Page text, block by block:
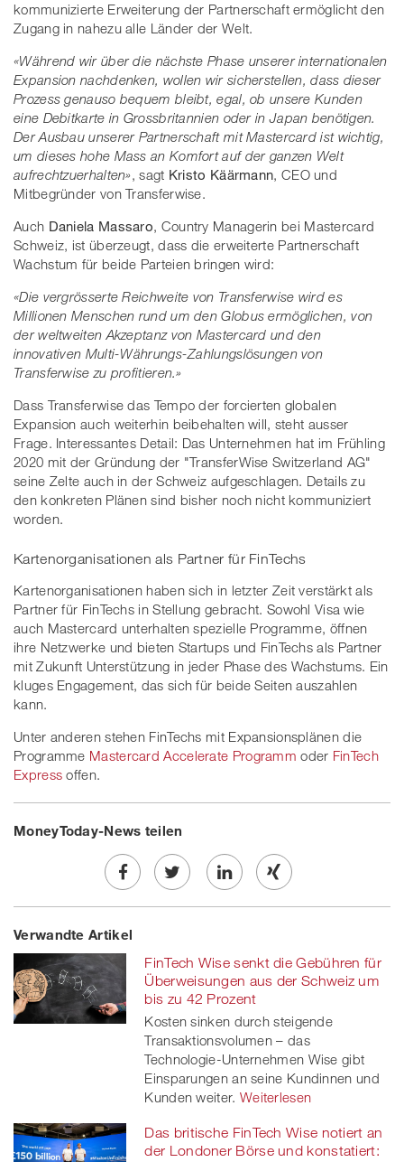
kommunizierte Erweiterung der Partnerschaft ermöglicht den
Zugang in nahezu alle Länder der Welt.
«Während wir über die nächste Phase unserer internationalen
Expansion nachdenken, wollen wir sicherstellen, dass dieser
Prozess genauso bequem bleibt, egal, ob unsere Kunden
eine Debitkarte in Grossbritannien oder in Japan benötigen.
Der Ausbau unserer Partnerschaft mit Mastercard ist wichtig,
um dieses hohe Mass an Komfort auf der ganzen Welt
aufrechtzuerhalten», sagt Kristo Käärmann, CEO und
Mitbegründer von Transferwise.
Auch Daniela Massaro, Country Managerin bei Mastercard
Schweiz, ist überzeugt, dass die erweiterte Partnerschaft
Wachstum für beide Parteien bringen wird:
«Die vergrösserte Reichweite von Transferwise wird es
Millionen Menschen rund um den Globus ermöglichen, von
der weltweiten Akzeptanz von Mastercard und den
innovativen Multi-Währungs-Zahlungslösungen von
Transferwise zu profitieren.»
Dass Transferwise das Tempo der forcierten globalen
Expansion auch weiterhin beibehalten will, steht ausser
Frage. Interessantes Detail: Das Unternehmen hat im Frühling
2020 mit der Gründung der "TransferWise Switzerland AG"
seine Zelte auch in der Schweiz aufgeschlagen. Details zu
den konkreten Plänen sind bisher noch nicht kommuniziert
worden.
Kartenorganisationen als Partner für FinTechs
Kartenorganisationen haben sich in letzter Zeit verstärkt als
Partner für FinTechs in Stellung gebracht. Sowohl Visa wie
auch Mastercard unterhalten spezielle Programme, öffnen
ihre Netzwerke und bieten Startups und FinTechs als Partner
mit Zukunft Unterstützung in jeder Phase des Wachstums. Ein
kluges Engagement, das sich für beide Seiten auszahlen
kann.
Unter anderen stehen FinTechs mit Expansionsplänen die
Programme Mastercard Accelerate Programm oder FinTech
Express offen.
MoneyToday-News teilen
Share
on
Facebook
Twe
on
twitt
er
Share
linkedin
Share
Xing
Verwandte Artikel
FinTech Wise senkt die Gebühren für
Überweisungen aus der Schweiz um
bis zu 42 Prozent
Kosten sinken durch steigende
Transaktionsvolumen – das
Technologie-Unternehmen Wise gibt
Einsparungen an seine Kundinnen und
Kunden weiter. Weiterlesen
Das britische FinTech Wise notiert an
der Londoner Börse und konstatiert: